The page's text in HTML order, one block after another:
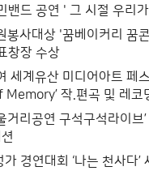
밴드 공연 ' 그 시절 우리
사대상 '꿈베이커리 꿈
창장 수상
세계유산 미디어아트 페
작.편곡 및 레코
리공연 구석구석라이브’
경연대회 ‘나는 천사다’